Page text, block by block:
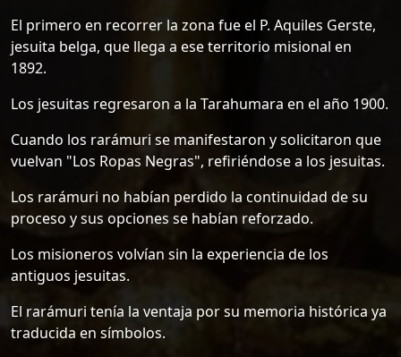
El primero en recorrer la zona fue el P. Aquiles Gerste,
jesuita belga, que llega a ese territorio misional en
1892.
Los jesuitas regresaron a la Tarahumara en el año 1900.
Cuando los rarámuri se manifestaron y solicitaron que
vuelvan "Los Ropas Negras", refiriéndose a los jesuitas.
Los rarámuri no habían perdido la continuidad de su
proceso y sus opciones se habían reforzado.
Los misioneros volvían sin la experiencia de los
antiguos jesuitas.
El rarámuri tenía la ventaja por su memoria histórica ya
traducida en símbolos.